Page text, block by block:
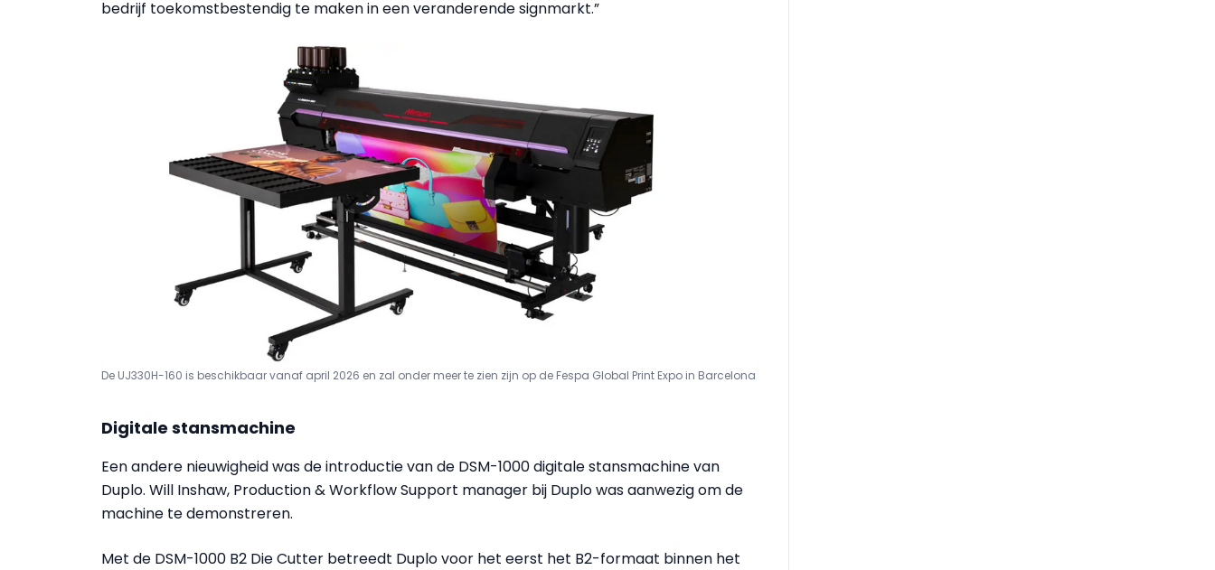
bedrijf toekomstbestendig te maken in een veranderende signmarkt.”
De UJ330H-160 is beschikbaar vanaf april 2026 en zal onder meer te zien zijn op de Fespa Global Print Expo in Barcelona
Digitale stansmachine
Een andere nieuwigheid was de introductie van de DSM-1000 digitale stansmachine van
Duplo. Will Inshaw, Production & Workflow Support manager bij Duplo was aanwezig om de
machine te demonstreren.
Met de DSM-1000 B2 Die Cutter betreedt Duplo voor het eerst het B2-formaat binnen het